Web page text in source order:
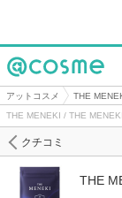
@cosme
アットコスメ THE
THE MENEKI / THE
クチコミ
THE